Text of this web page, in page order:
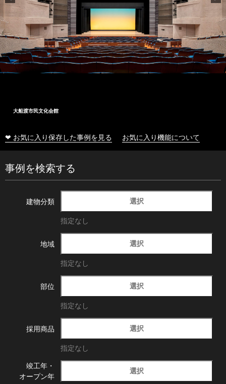
大船渡市民文化会館
❤ お気に入り保存した事例を見る お気に入り機能について
事例を検索する
建物分類 選択
指定なし
地域 選択
指定なし
部位 選択
指定なし
採用商品 選択
指定なし
竣工年・
オープン年
選択